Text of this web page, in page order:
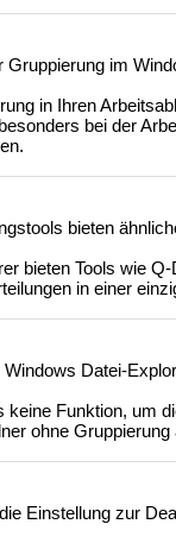
im
in Ihren
bei der
bieten
bieten Tools wie
in einer
Datei-
Funktion, um
ohne
Einstellung zur